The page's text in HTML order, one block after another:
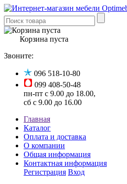
Корзина пуста
Звоните:
096 518-10-80
099 408-50-48
пн-пт с 9.00 до 18.00,
сб с 9.00 до 16.00
Главная
Каталог
Оплата и доставка
О компании
Общая информация
Контактная информация
Регистрация Вход